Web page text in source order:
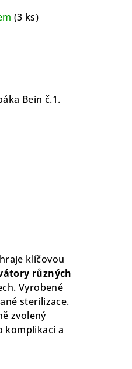
(3 ks)
Bein č.1.
klíčovou
různých
Vyrobené
sterilizace.
zvolený
komplikací a